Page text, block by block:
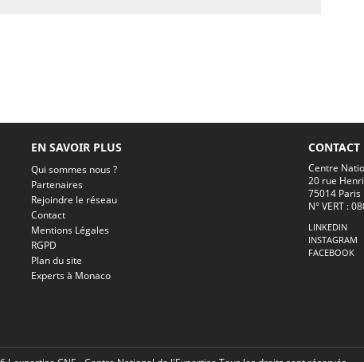
EN SAVOIR PLUS
Qui sommes nous ?
Partenaires
Rejoindre le réseau
Contact
Mentions Légales
RGPD
Plan du site
Experts à Monaco
CONTACT
Centre
20 rue
75014 Paris
N° VERT :
LINKEDIN
INSTAGRAM
FACEBOOK